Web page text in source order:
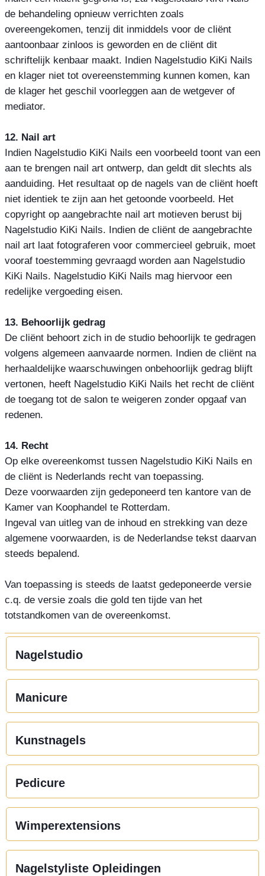
de behandeling opnieuw verrichten zoals
overeengekomen, tenzij dit inmiddels voor de cliënt
aantoonbaar zinloos is geworden en de cliënt dit
schriftelijk kenbaar maakt. Indien Nagelstudio KiKi Nails
en klager niet tot overeenstemming kunnen komen, kan
de klager het geschil voorleggen aan de wetgever of
mediator.
12. Nail art
Indien Nagelstudio KiKi Nails een voorbeeld toont van een
aan te brengen nail art ontwerp, dan geldt dit slechts als
aanduiding. Het resultaat op de nagels van de cliënt hoeft
niet identiek te zijn aan het getoonde voorbeeld. Het
copyright op aangebrachte nail art motieven berust bij
Nagelstudio KiKi Nails. Indien de cliënt de aangebrachte
nail art laat fotograferen voor commercieel gebruik, moet
vooraf toestemming gevraagd worden aan Nagelstudio
KiKi Nails. Nagelstudio KiKi Nails mag hiervoor een
redelijke vergoeding eisen.
13. Behoorlijk gedrag
De cliënt behoort zich in de studio behoorlijk te gedragen
volgens algemeen aanvaarde normen. Indien de cliënt na
herhaaldelijke waarschuwingen onbehoorlijk gedrag blijft
vertonen, heeft Nagelstudio KiKi Nails het recht de cliënt
de toegang tot de salon te weigeren zonder opgaaf van
redenen.
14. Recht
Op elke overeenkomst tussen Nagelstudio KiKi Nails en
de cliënt is Nederlands recht van toepassing.
Deze voorwaarden zijn gedeponeerd ten kantore van de
Kamer van Koophandel te Rotterdam.
Ingeval van uitleg van de inhoud en strekking van deze
algemene voorwaarden, is de Nederlandse tekst daarvan
steeds bepalend.
Van toepassing is steeds de laatst gedeponeerde versie
c.q. de versie zoals die gold ten tijde van het
totstandkomen van de overeenkomst.
Nagelstudio
Manicure
Kunstnagels
Pedicure
Wimperextensions
Nagelstyliste Opleidingen